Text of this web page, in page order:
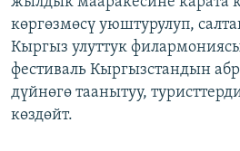
көргөзмөсү уюштурулуп,
Кыргыз улуттук
фестиваль Кыргызстандын
дүйнөгө таанытуу,
көздөйт.